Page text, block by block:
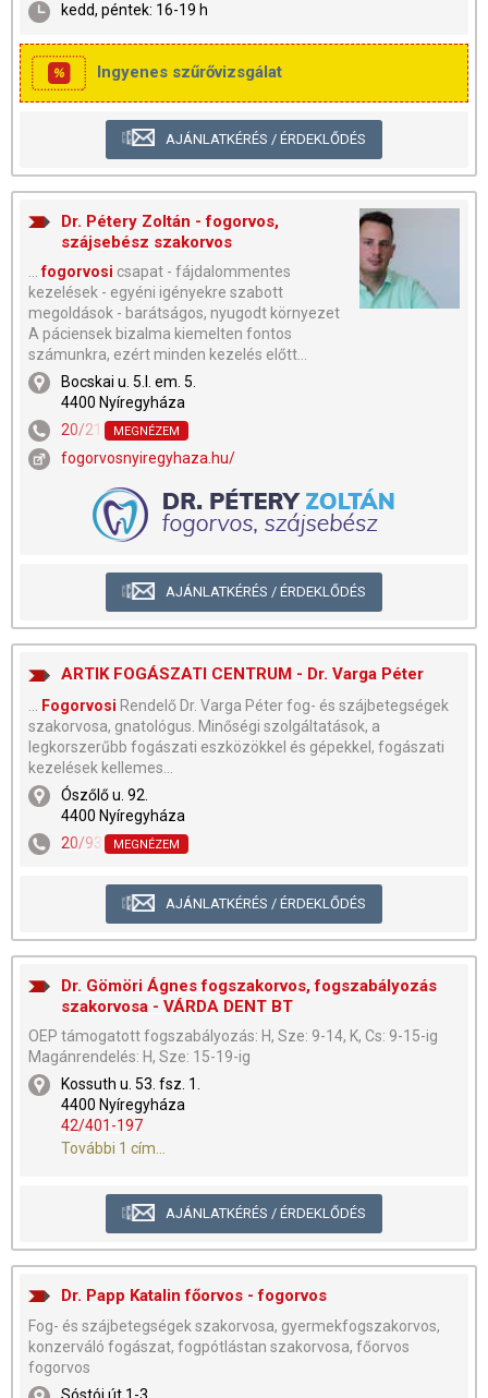
kedd, péntek: 16-19 h
Ingyenes szűrővizsgálat
AJÁNLATKÉRÉS / ÉRDEKLŐDÉS
Dr. Pétery Zoltán - fogorvos,
szájsebész szakorvos
fogorvosi csapat - fájdalommentes
kezelések - egyéni igényekre szabott
megoldások - barátságos, nyugodt környezet
A páciensek bizalma kiemelten fontos
számunkra, ezért minden kezelés előtt...
Bocskai u. 5.I. em. 5.
4400 Nyíregyháza
20/212-5158
MEGNÉZEM
fogorvosnyiregyhaza.hu/
AJÁNLATKÉRÉS / ÉRDEKLŐDÉS
ARTIK FOGÁSZATI CENTRUM - Dr. Varga Péter
Fogorvosi Rendelő Dr. Varga Péter fog- és szájbetegségek
szakorvosa, gnatológus. Minőségi szolgáltatások, a
legkorszerűbb fogászati eszközökkel és gépekkel, fogászati
kezelések kellemes...
Ószőlő u. 92.
4400 Nyíregyháza
20/935-1326,42/445-115
MEGNÉZEM
AJÁNLATKÉRÉS / ÉRDEKLŐDÉS
Dr. Gömöri Ágnes fogszakorvos, fogszabályozás
szakorvosa - VÁRDA DENT BT
OEP támogatott fogszabályozás: H, Sze: 9-14, K, Cs: 9-15-ig
Magánrendelés: H, Sze: 15-19-ig
Kossuth u. 53. fsz. 1.
4400 Nyíregyháza
42/401-197
További 1 cím...
AJÁNLATKÉRÉS / ÉRDEKLŐDÉS
Dr. Papp Katalin főorvos - fogorvos
Fog- és szájbetegségek szakorvosa, gyermekfogszakorvos,
konzerváló fogászat, fogpótlástan szakorvosa, főorvos
fogorvos